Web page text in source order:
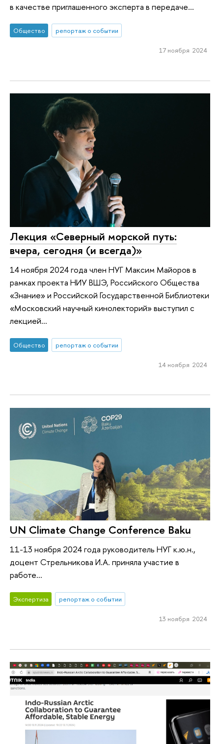
в качестве приглашенного эксперта в передаче...
Общество репортаж о событии
17 ноября 2024
Лекция «Северный морской путь:
вчера, сегодня (и всегда)»
14 ноября 2024 года член НУГ Максим Майоров в
рамках проекта НИУ ВШЭ, Российского Общества
«Знание» и Российской Государственной Библиотеки
«Московский научный кинолекторий» выступил с
лекцией...
Общество репортаж о событии
14 ноября 2024
UN Climate Change Conference Baku
11-13 ноября 2024 года руководитель НУГ к.ю.н.,
доцент Стрельникова И.А. приняла участие в
работе...
Экспертиза репортаж о событии
13 ноября 2024